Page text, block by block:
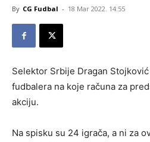
By CG Fudbal - 18 Mar 2022. 14:55
Selektor Srbije Dragan
fudbalera na koje računa za
akciju.
Na spisku su 24 igrača, a ni za